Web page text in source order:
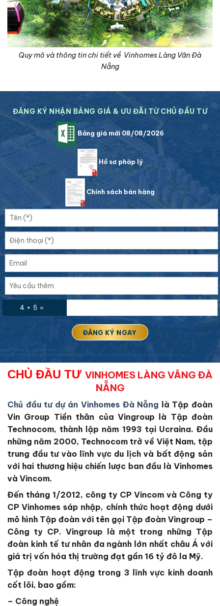
Quy mô và thông tin chi tiết về Vinhomes Làng Vân Đà
Nẵng
ĐĂNG KÝ NHẬN BẢNG GIÁ & ƯU ĐÃI TỪ CHỦ ĐẦU TƯ
Bảng giá mới 08/08/2026
Hồ sơ pháp lý
Chính sách bán hàng
4 + 5 =
CHỦ ĐẦU TƯ VINHOMES LÀNG VÂNG ĐÀ
NẴNG
Chủ đầu tư dự án Vinhomes Đà Nẵng là Tập đoàn
Vin Group Tiền thân của Vingroup là Tập đoàn
Technocom, thành lập năm 1993 tại Ucraina. Đầu
những năm 2000, Technocom trở về Việt Nam, tập
trung đầu tư vào lĩnh vực du lịch và bất động sản
với hai thương hiệu chiến lược ban đầu là Vinhomes
và Vincom.
Đến tháng 1/2012, công ty CP Vincom và Công ty
CP Vinhomes sáp nhập, chính thức hoạt động dưới
mô hình Tập đoàn với tên gọi Tập đoàn Vingroup –
Công ty CP. Vingroup là một trong những Tập
đoàn kinh tế tư nhân đa ngành lớn nhất châu Á với
giá trị vốn hóa thị trường đạt gần 16 tỷ đô la Mỹ.
Tập đoàn hoạt động trong 3 lĩnh vực kinh doanh
cốt lõi, bao gồm:
– Công nghệ